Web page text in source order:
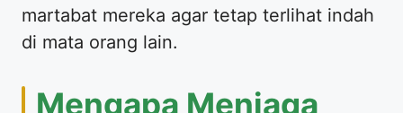
martabat mereka agar tetap terlihat indah
di mata orang lain.
​Mengapa Menjaga